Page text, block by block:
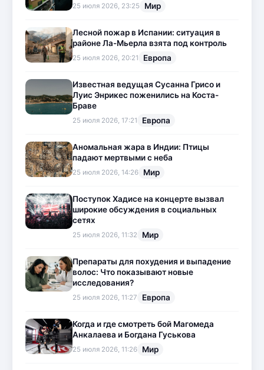
25 июля 2026, 23:25 Мир
Лесной пожар в Испании: ситуация в
районе Ла-Мьерла взята под контроль
25 июля 2026, 20:21 Европа
Известная ведущая Сусанна Грисо и
Луис Энрикес поженились на Коста-
Браве
25 июля 2026, 17:21 Европа
Аномальная жара в Индии: Птицы
падают мертвыми с неба
25 июля 2026, 14:26 Мир
Поступок Хадисе на концерте вызвал
широкие обсуждения в социальных
сетях
25 июля 2026, 11:32 Мир
Препараты для похудения и выпадение
волос: Что показывают новые
исследования?
25 июля 2026, 11:27 Европа
Когда и где смотреть бой Магомеда
Анкалаева и Богдана Гуськова
25 июля 2026, 11:26 Мир